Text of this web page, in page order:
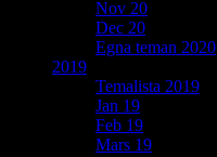
Nov 20
Dec 20
Egna teman 2020
2019
Temalista 2019
Jan 19
Feb 19
Mars 19